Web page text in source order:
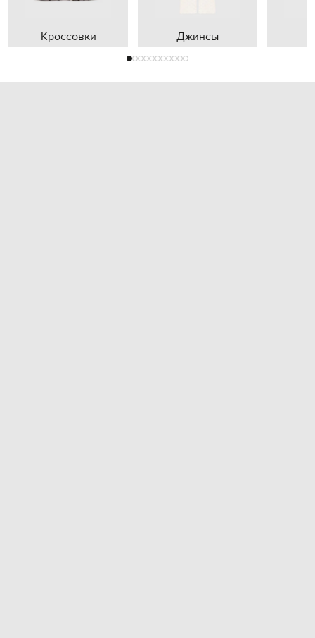
Кроссовки Джинсы